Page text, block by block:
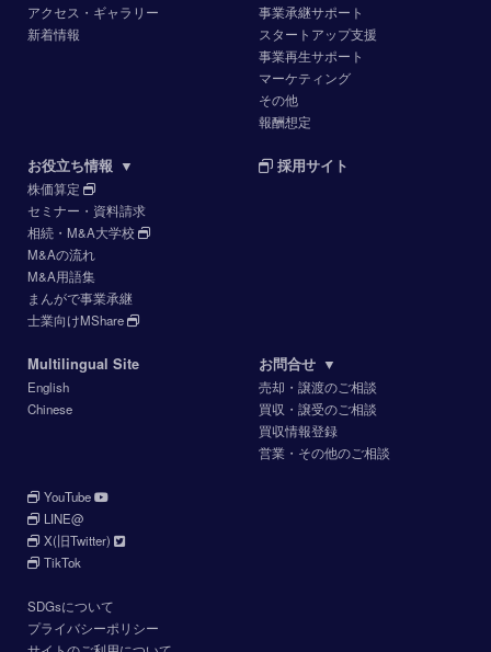
アクセス・ギャラリー
新着情報
事業承継サポート
スタートアップ支援
事業再生サポート
マーケティング
その他
報酬想定
お役立ち情報 ▼
株価算定
セミナー・資料請求
相続・M&A大学校
M&Aの流れ
M&A用語集
まんがで事業承継
士業向けMShare
採用サイト
Multilingual Site
English
Chinese
お問合せ ▼
売却・譲渡のご相談
買収・譲受のご相談
買収情報登録
営業・その他のご相談
YouTube
LINE@
X(旧Twitter)
TikTok
SDGsについて
プライバシーポリシー